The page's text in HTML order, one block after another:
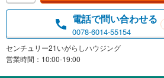
電話で問い合わせる
0078-6014-55154
センチュリー21いがらしハウジング
営業時間：10:00-19:00